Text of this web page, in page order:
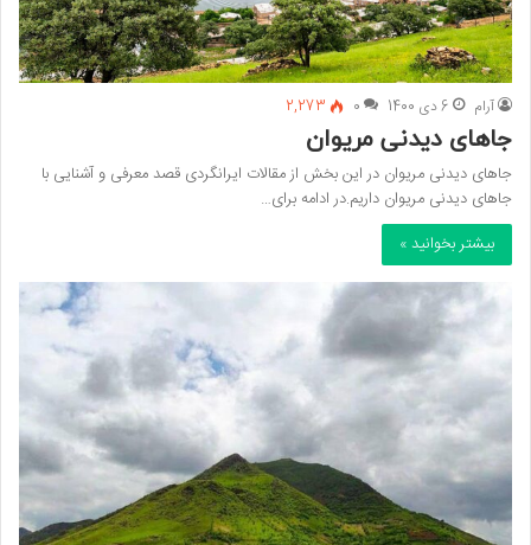
آرام 6 دی 1400 0
2,273
جاهای دیدنی مریوان
جاهای دیدنی مریوان در این بخش از مقالات ایرانگردی قصد معرفی و آشنایی با
جاهای دیدنی مریوان داریم.در ادامه برای…
بیشتر بخوانید »